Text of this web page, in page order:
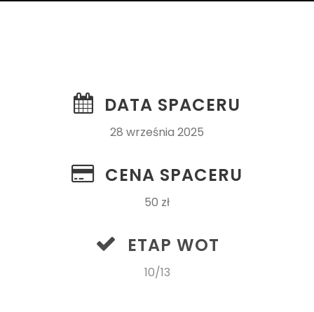
DATA SPACERU
28 września 2025
CENA SPACERU
50 zł
ETAP WOT
10/13